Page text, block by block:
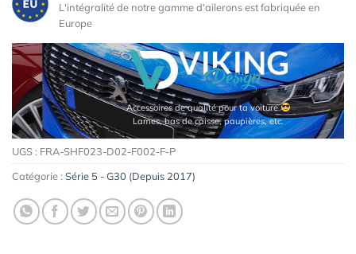
L'intégralité de notre gamme d'ailerons est fabriquée en
Europe
Accessoires de qualité pour ta voiture
Lames, bas de caisse, paupières, etc.
UGS : FRA-SHF023-D02-F002-F-P
Catégorie : Série 5 - G30 (Depuis 2017)